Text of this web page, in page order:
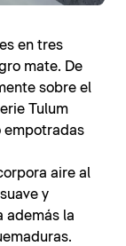
en tres
mate. De
sobre el
Tulum
empotradas
aire al
y
además la